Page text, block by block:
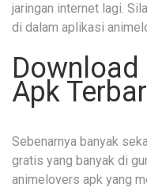
jaringan internet lagi.
di dalam aplikasi
Download
Apk
Sebenarnya banyak
gratis yang banyak di
animelovers apk yang